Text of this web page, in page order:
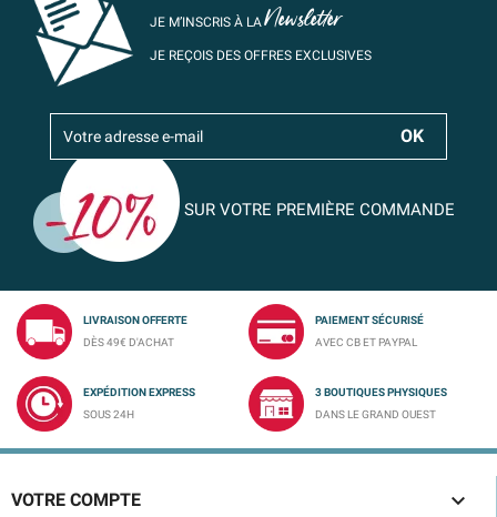
JE M’INSCRIS À LANewsletter
JE REÇOIS DES OFFRES EXCLUSIVES
SUR VOTRE PREMIÈRE COMMANDE
LIVRAISON OFFERTE
DÈS 49€ D'ACHAT
PAIEMENT SÉCURISÉ
AVEC CB ET PAYPAL
EXPÉDITION EXPRESS
SOUS 24H
3 BOUTIQUES PHYSIQUES
DANS LE GRAND OUEST
VOTRE COMPTE 